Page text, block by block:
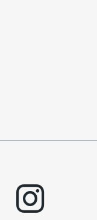
instagram